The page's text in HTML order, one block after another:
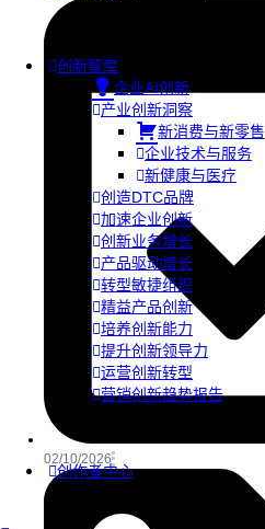
创新智库
企业AI创新
产业创新洞察
新消费与新零售
企业技术与服务
新健康与医疗
创造DTC品牌
加速企业创新
创新业务增长
产品驱动增长
转型敏捷组织
精益产品创新
培养创新能力
提升创新领导力
运营创新转型
营销创新趋势报告
创作者中心
02/10/2026